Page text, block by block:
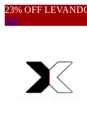
23% OFF
link